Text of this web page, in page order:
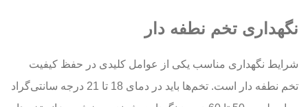
نگهداری تخم نطفه دار
شرایط نگهداری مناسب یکی از عوامل کلیدی در حفظ کیفیت
تخم نطفه دار است. تخم‌ها باید در دمای 18 تا 21 درجه سانتی‌گراد